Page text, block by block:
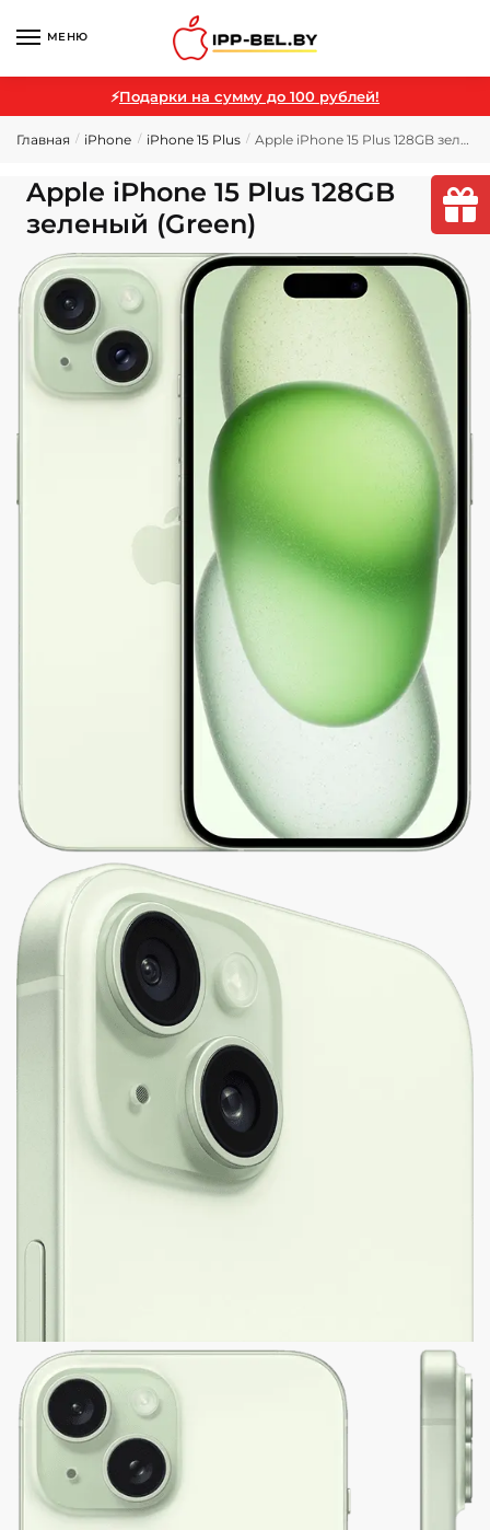
МЕНЮ
⚡Подарки на сумму до 100 рублей!
Главная / iPhone / iPhone 15 Plus / Apple iPhone 15 Plus 128GB зеленый (Green)
Apple iPhone 15 Plus 128GB
зеленый (Green)